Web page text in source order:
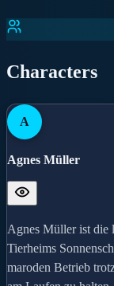
Characters
A
Agnes Müller
Agnes Müller ist die
Tierheims
maroden Betrieb